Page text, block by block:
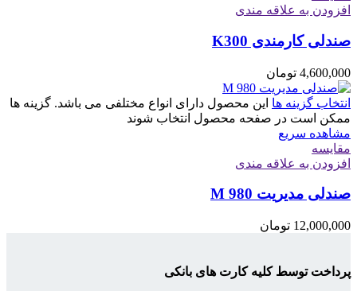
افزودن به علاقه مندی
صندلی کارمندی K300
4,600,000 تومان
انتخاب گزینه ها این محصول دارای انواع مختلفی می باشد. گزینه ها
ممکن است در صفحه محصول انتخاب شوند
مشاهده سریع
مقایسه
افزودن به علاقه مندی
صندلی مدیریت M 980
12,000,000 تومان
پرداخت توسط کلیه کارت های بانکی